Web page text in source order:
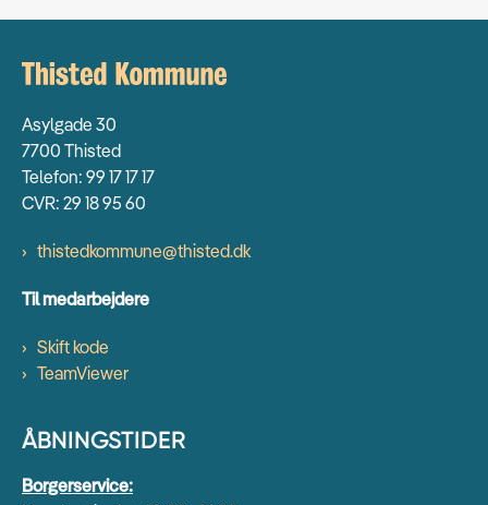
Asylgade 30
7700 Thisted
Telefon: 99 17 17 17
CVR: 29 18 95 60
thistedkommune@thisted.dk
Til medarbejdere
Skift kode
TeamViewer
ÅBNINGSTIDER
Borgerservice: